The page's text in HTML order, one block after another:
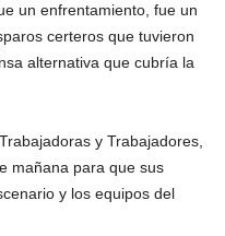
un enfrentamiento, fue un
certeros que tuvieron
alternativa que cubría la
y Trabajadores,
mañana para que sus
y los equipos del